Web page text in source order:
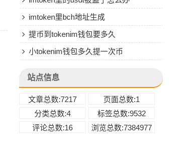
imtoken里bch地址生成
提币到tokenim钱包要多久
小tokenim钱包多久提一次币
站点信息
文章总数:7217
页面总数:1
分类总数:4
标签总数:9532
评论总数:16
浏览总数:7384977